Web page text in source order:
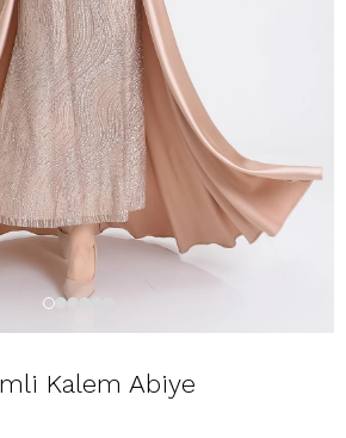
Kalem Abiye